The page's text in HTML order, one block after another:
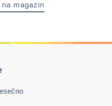
magazin